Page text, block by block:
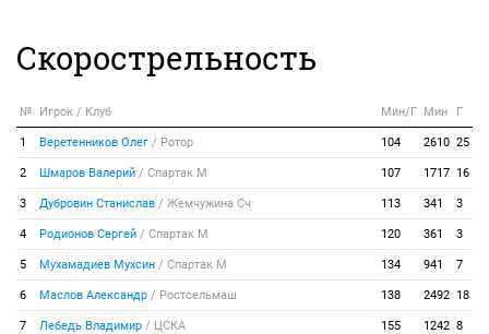
Скорострельность
№ Игрок / Клуб Мин/Г Мин Г
1 Веретенников Олег / Ротор 104 2610 25
2 Шмаров Валерий / Спартак М 107 1717 16
3 Дубровин Станислав / Жемчужина Сч 113 341 3
4 Родионов Сергей / Спартак М 120 361 3
5 Мухамадиев Мухсин / Спартак М 134 941 7
6 Маслов Александр / Ростсельмаш 138 2492 18
7 Лебедь Владимир / ЦСКА 155 1242 8